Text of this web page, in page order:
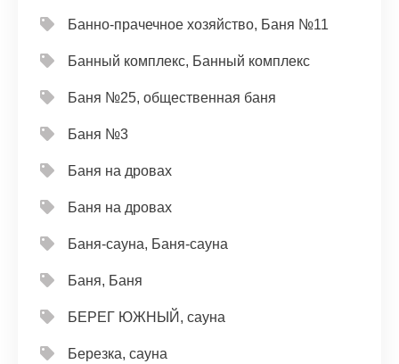
Банно-прачечное хозяйство, Баня №11
Банный комплекс, Банный комплекс
Баня №25, общественная баня
Баня №3
Баня на дровах
Баня на дровах
Баня-сауна, Баня-сауна
Баня, Баня
БЕРЕГ ЮЖНЫЙ, сауна
Березка, сауна